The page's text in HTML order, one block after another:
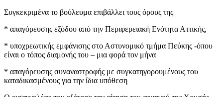
Συγκεκριμένα το βούλευμα επιβάλλει τους όρους της
* απαγόρευσης εξόδου από την Περιφερειακή Ενότητα Αττικής,
* υποχρεωτικής εμφάνισης στο Αστυνομικό τμήμα Πεύκης -όπου
είναι ο τόπος διαμονής του – μια φορά τον μήνα
* απαγόρευσης συναναστροφής με συγκατηγορουμένους του
καταδικασμένους για την ίδια υπόθεση